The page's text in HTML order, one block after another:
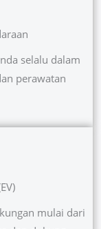
selalu dalam
perawatan
mulai dari